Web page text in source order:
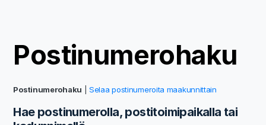
Postinumerohaku
Postinumerohaku |Selaa postinumeroita maakunnittain
Hae postinumerolla, postitoimipaikalla tai